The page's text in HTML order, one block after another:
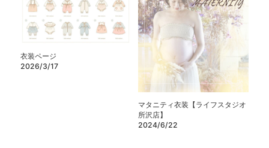
衣装ページ
2026/3/17
マタニティ衣装【ライフスタジオ
所沢店】
2024/6/22